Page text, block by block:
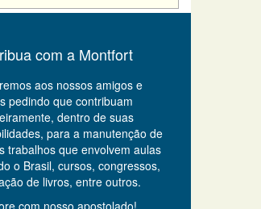
com a Montfort
aos nossos amigos e
pedindo que contribuam
dentro de suas
para a manutenção de
trabalhos que envolvem aulas
o Brasil, cursos, congressos,
de livros, entre outros.
com nosso apostolado!